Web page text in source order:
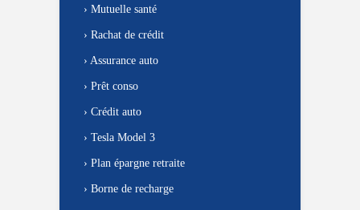
› Mutuelle santé
› Rachat de crédit
› Assurance auto
› Prêt conso
› Crédit auto
› Tesla Model 3
› Plan épargne retraite
› Borne de recharge